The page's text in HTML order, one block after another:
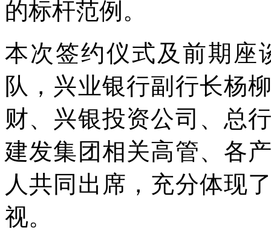
的标杆范例。
本次签约仪式及前期座
队，兴业银行副行长杨
财、兴银投资公司、总
建发集团相关高管、各
人共同出席，充分体现
视。